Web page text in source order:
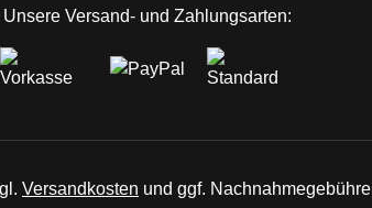
Unsere Versand- und Zahlungsarten:
Versandkosten und ggf.